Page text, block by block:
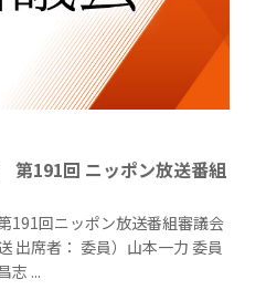
191回 ニッポン放送番組
191回ニッポン放送番組審議会
出席者： 委員）山本一力 委員
志 ...